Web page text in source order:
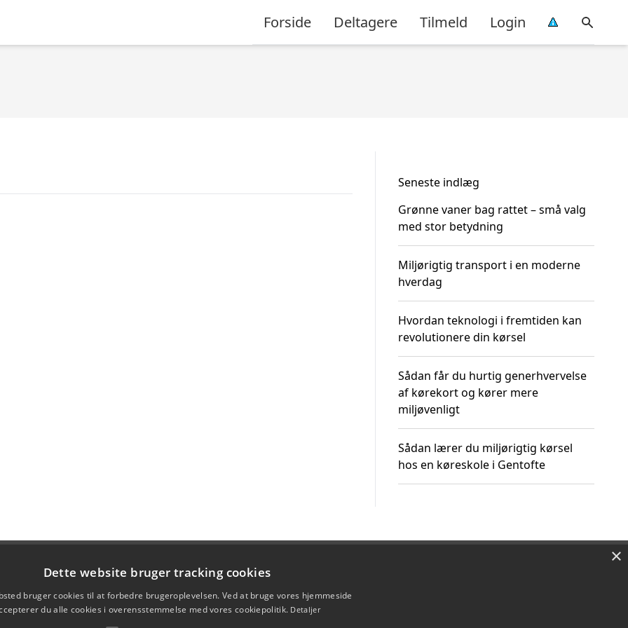
Forside Deltagere Tilmeld Login
Seneste indlæg
Grønne vaner bag rattet – små valg
med stor betydning
Miljørigtig transport i en moderne
hverdag
Hvordan teknologi i fremtiden kan
revolutionere din kørsel
Sådan får du hurtig generhvervelse
af kørekort og kører mere
miljøvenligt
Sådan lærer du miljørigtig kørsel
hos en køreskole i Gentofte
×
Dette website bruger tracking cookies
bruger cookies til at forbedre brugeroplevelsen. Ved at bruge vores hjemmeside
du alle cookies i overensstemmelse med vores cookiepolitik. Detaljer